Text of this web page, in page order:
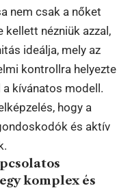
nem csak a nőket
nézniük azzal,
ideálja, mely az
kontrollra helyezte
kívánatos modell.
hogy a
és aktív
komplex és